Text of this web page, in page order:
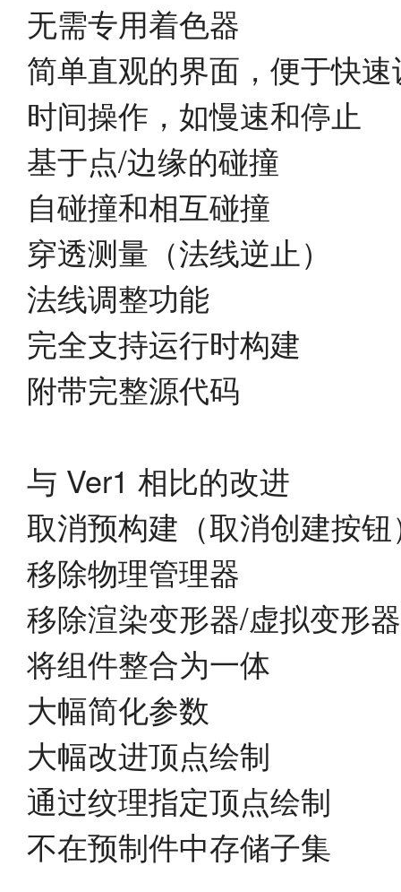
无需专用着色器
简单直观的界面，便于快
时间操作，如慢速和停止
基于点/边缘的碰撞
自碰撞和相互碰撞
穿透测量（法线逆止）
法线调整功能
完全支持运行时构建
附带完整源代码
与 Ver1 相比的改进
取消预构建（取消创建按钮
移除物理管理器
移除渲染变形器/虚拟变形器
将组件整合为一体
大幅简化参数
大幅改进顶点绘制
通过纹理指定顶点绘制
不在预制件中存储子集